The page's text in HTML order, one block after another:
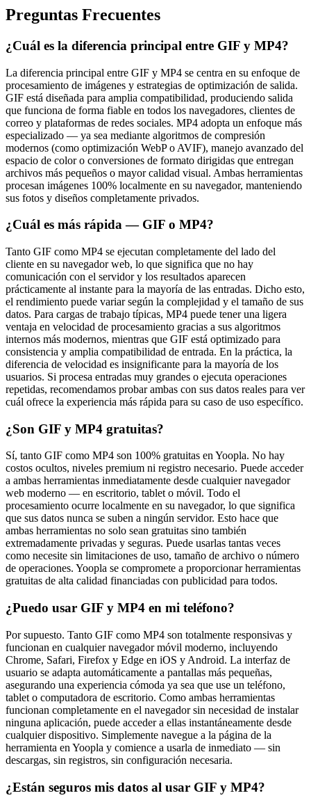
Preguntas Frecuentes
¿Cuál es la diferencia principal entre GIF y MP4?
La diferencia principal entre GIF y MP4 se centra en su enfoque de
procesamiento de imágenes y estrategias de optimización de salida.
GIF está diseñada para amplia compatibilidad, produciendo salida
que funciona de forma fiable en todos los navegadores, clientes de
correo y plataformas de redes sociales. MP4 adopta un enfoque más
especializado — ya sea mediante algoritmos de compresión
modernos (como optimización WebP o AVIF), manejo avanzado del
espacio de color o conversiones de formato dirigidas que entregan
archivos más pequeños o mayor calidad visual. Ambas herramientas
procesan imágenes 100% localmente en su navegador, manteniendo
sus fotos y diseños completamente privados.
¿Cuál es más rápida — GIF o MP4?
Tanto GIF como MP4 se ejecutan completamente del lado del
cliente en su navegador web, lo que significa que no hay
comunicación con el servidor y los resultados aparecen
prácticamente al instante para la mayoría de las entradas. Dicho esto,
el rendimiento puede variar según la complejidad y el tamaño de sus
datos. Para cargas de trabajo típicas, MP4 puede tener una ligera
ventaja en velocidad de procesamiento gracias a sus algoritmos
internos más modernos, mientras que GIF está optimizado para
consistencia y amplia compatibilidad de entrada. En la práctica, la
diferencia de velocidad es insignificante para la mayoría de los
usuarios. Si procesa entradas muy grandes o ejecuta operaciones
repetidas, recomendamos probar ambas con sus datos reales para ver
cuál ofrece la experiencia más rápida para su caso de uso específico.
¿Son GIF y MP4 gratuitas?
Sí, tanto GIF como MP4 son 100% gratuitas en Yoopla. No hay
costos ocultos, niveles premium ni registro necesario. Puede acceder
a ambas herramientas inmediatamente desde cualquier navegador
web moderno — en escritorio, tablet o móvil. Todo el
procesamiento ocurre localmente en su navegador, lo que significa
que sus datos nunca se suben a ningún servidor. Esto hace que
ambas herramientas no solo sean gratuitas sino también
extremadamente privadas y seguras. Puede usarlas tantas veces
como necesite sin limitaciones de uso, tamaño de archivo o número
de operaciones. Yoopla se compromete a proporcionar herramientas
gratuitas de alta calidad financiadas con publicidad para todos.
¿Puedo usar GIF y MP4 en mi teléfono?
Por supuesto. Tanto GIF como MP4 son totalmente responsivas y
funcionan en cualquier navegador móvil moderno, incluyendo
Chrome, Safari, Firefox y Edge en iOS y Android. La interfaz de
usuario se adapta automáticamente a pantallas más pequeñas,
asegurando una experiencia cómoda ya sea que use un teléfono,
tablet o computadora de escritorio. Como ambas herramientas
funcionan completamente en el navegador sin necesidad de instalar
ninguna aplicación, puede acceder a ellas instantáneamente desde
cualquier dispositivo. Simplemente navegue a la página de la
herramienta en Yoopla y comience a usarla de inmediato — sin
descargas, sin registros, sin configuración necesaria.
¿Están seguros mis datos al usar GIF y MP4?